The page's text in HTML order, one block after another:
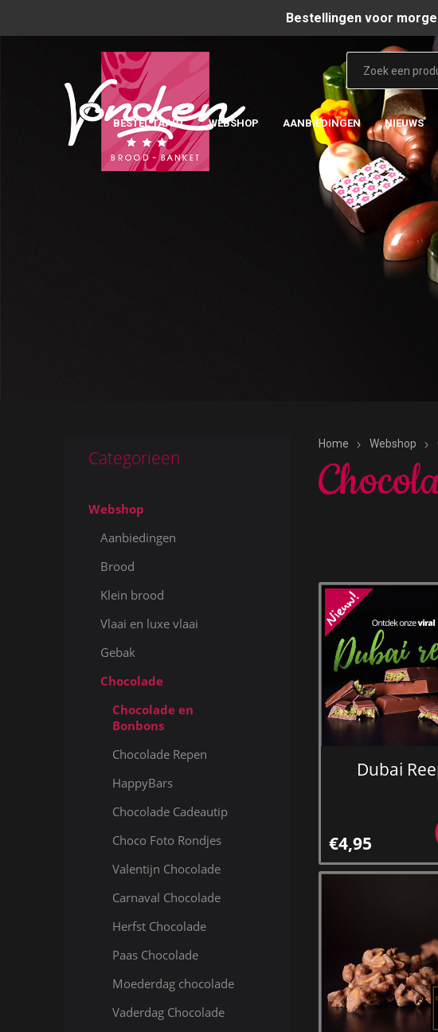
Bestellingen voor
BESTEL TAART WEBSHOP AANBIEDINGEN NIEUWS
Home Webshop
Dubai
€4,95
Categorieen
Webshop
Aanbiedingen
Brood
Klein brood
Vlaai en luxe vlaai
Gebak
Chocolade
Chocolade en
Bonbons
Chocolade Repen
HappyBars
Chocolade Cadeautip
Choco Foto Rondjes
Valentijn Chocolade
Carnaval Chocolade
Herfst Chocolade
Paas Chocolade
Moederdag chocolade
Vaderdag Chocolade